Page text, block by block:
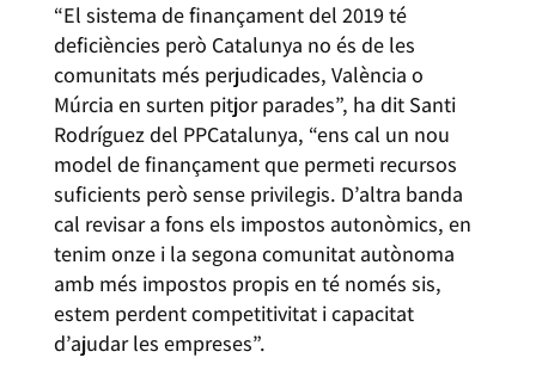
“El sistema de finançament del 2019 té
deficiències però Catalunya no és de les
comunitats més perjudicades, València o
Múrcia en surten pitjor parades”, ha dit Santi
Rodríguez del PPCatalunya, “ens cal un nou
model de finançament que permeti recursos
suficients però sense privilegis. D’altra banda
cal revisar a fons els impostos autonòmics, en
tenim onze i la segona comunitat autònoma
amb més impostos propis en té només sis,
estem perdent competitivitat i capacitat
d’ajudar les empreses”.